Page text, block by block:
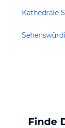
Finde